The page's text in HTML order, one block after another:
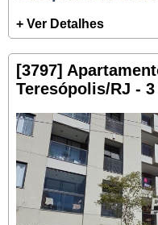
+ Ver Detalhes
[3797]
Teresópolis/RJ -